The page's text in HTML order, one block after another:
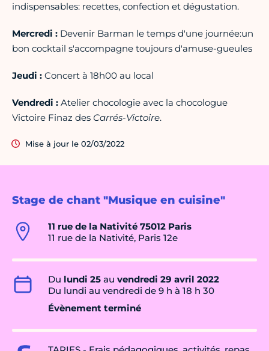
Stage de chant "Musique en cuisine"
11 rue de la Nativité 75012 Paris
11 rue de la Nativité, Paris 12e
Du lundi 25 au vendredi 29 avril 2022
Du lundi au vendredi de 9 h à 18 h 30
Évènement terminé
indispensables: recettes, confection et dégustation.
Mercredi : Devenir Barman le temps d'une journée:un
bon cocktail s'accompagne toujours d'amuse-gueules
Jeudi : Concert à 18h00 au local
Vendredi : Atelier chocologie avec la chocologue
Victoire Finaz des Carrés-Victoire.
Mise à jour le 02/03/2022